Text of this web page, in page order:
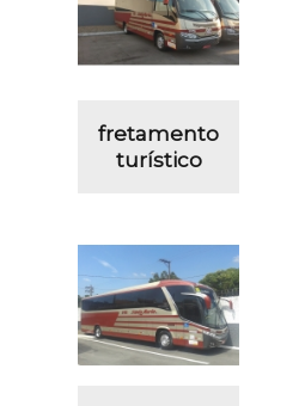
fretamento
turístico